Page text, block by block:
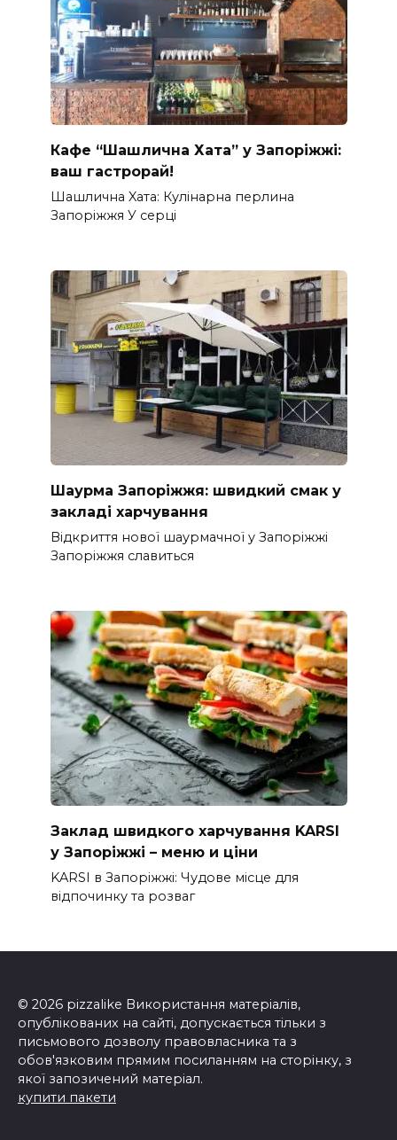
Кафе “Шашлична Хата” у Запоріжжі:
ваш гастрорай!
Шашлична Xата: Кулінарна перлина
Запоріжжя У серці
Шаурма Запоріжжя: швидкий смак у
закладі харчування
Відкриття нової шаурмачної у Запоріжжі
Запоріжжя славиться
Заклад швидкого харчування KARSI
у Запоріжжі – меню и ціни
KARSI в Запоріжжі: Чудове місце для
відпочинку та розваг
© 2026 pizzalike Використання матеріалів,
опублікованих на сайті, допускається тільки з
письмового дозволу правовласника та з
обов'язковим прямим посиланням на сторінку, з
якої запозичений матеріал.
купити пакети